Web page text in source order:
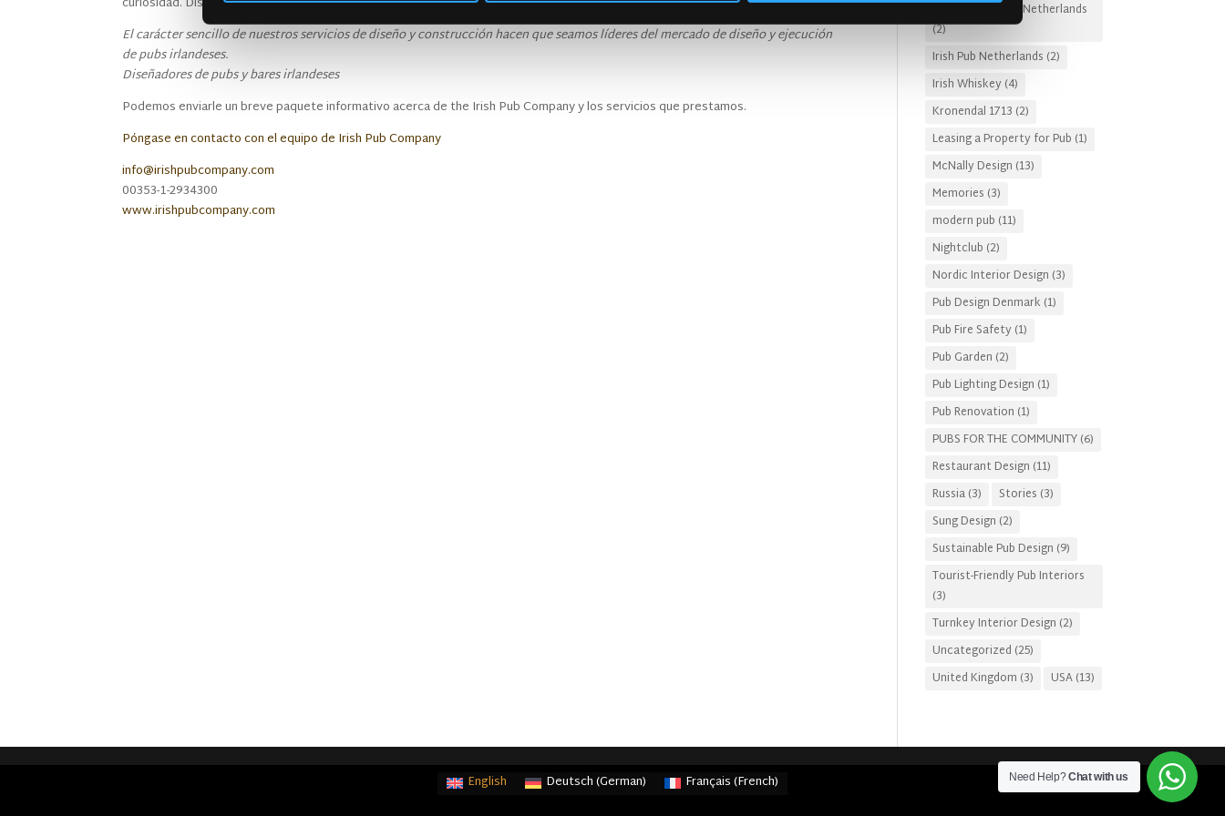
El carácter sencillo de nuestros servicios de diseño y construcción hacen que seamos líderes del mercado de diseño y ejecución
de pubs irlandeses.
Diseñadores de pubs y bares irlandeses
Podemos enviarle un breve paquete informativo acerca de the Irish Pub Company y los servicios que prestamos.
Póngase en contacto con el equipo de Irish Pub Company
info@irishpubcompany.com
00353-1-2934300
www.irishpubcompany.com
Irish Pub Designs Netherlands
(2)
Irish Pub Netherlands (2)
Irish Whiskey(4)
Kronendal 1713 (2)
Leasing a Property for Pub (1)
McNally Design (13)
Memories (3)
modern pub (11)
Nightclub (2)
Nordic Interior Design (3)
Pub Design Denmark (1)
Pub Fire Safety (1)
Pub Garden (2)
Pub Lighting Design (1)
Pub Renovation (1)
PUBS FOR THE COMMUNITY(6)
Restaurant Design (11)
Russia(3) Stories (3)
Sung Design (2)
Sustainable Pub Design (9)
Tourist-Friendly Pub Interiors
(3)
Turnkey Interior Design (2)
Uncategorized (25)
United Kingdom (3) USA(13)
Need Help?Chat with us
English Deutsch(German) Français(French)